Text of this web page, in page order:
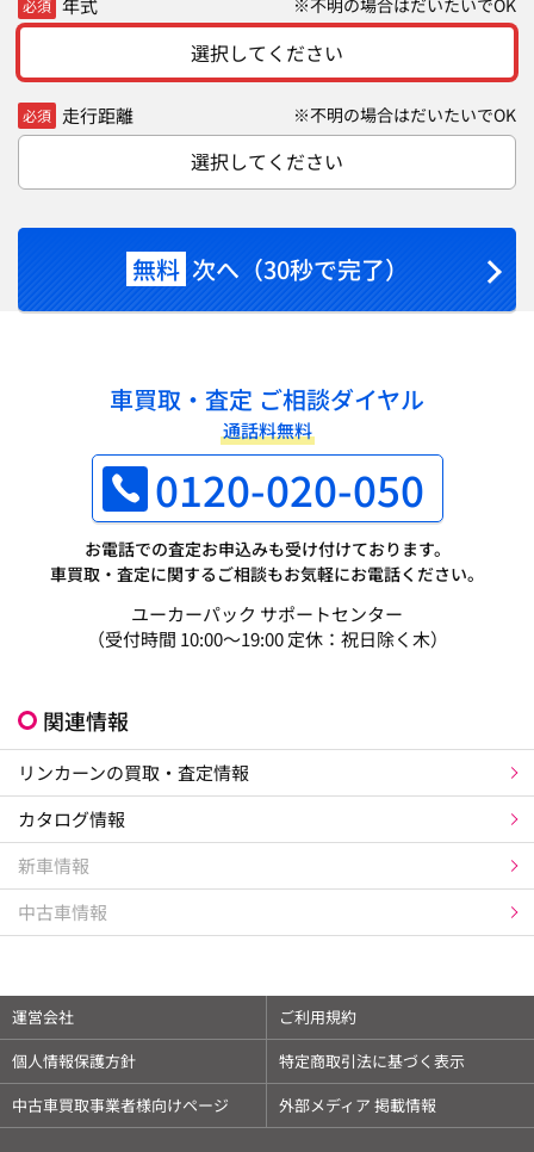
必須 年式 ※不明の場合はだいたいでOK
選択してください
必須 走行距離 ※不明の場合はだいたいでOK
選択してください
無料 次へ（30秒で完了）
車買取・査定 ご相談ダイヤル
通話料無料
0120-020-050
お電話での査定お申込みも受け付けております。
車買取・査定に関するご相談もお気軽にお電話ください。
ユーカーパック サポートセンター
（受付時間 10:00～19:00 定休：祝日除く木）
関連情報
リンカーンの買取・査定情報
カタログ情報
新車情報
中古車情報
運営会社
ご利用規約
個人情報保護方針
特定商取引法に基づく表示
中古車買取事業者様向けページ
外部メディア 掲載情報